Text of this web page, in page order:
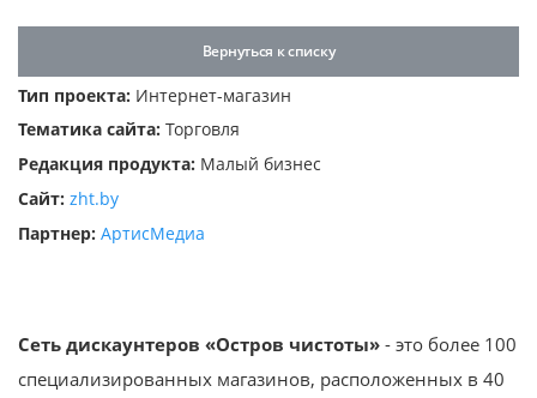
Пароль
компьютере
Вернуться к списку
Тип проекта: Интернет-магазин
Тематика сайта: Торговля
Редакция продукта: Малый бизнес
Сайт: zht.by
Партнер: АртисМедиа
Сеть дискаунтеров «Остров чистоты» - это более 100
специализированных магазинов, расположенных в 40